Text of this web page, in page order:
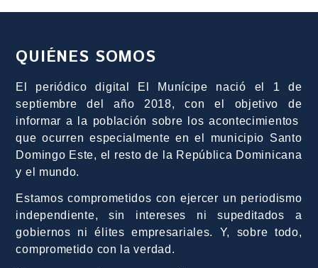
QUIÉNES SOMOS
El periódico digital El Munícipe nació el 1 de
septiembre del año 2018, con el objetivo de
informar a la población sobre los acontecimientos
que ocurren especialmente en el municipio Santo
Domingo Este, el resto de la República Dominicana
y el mundo.
Estamos comprometidos con ejercer un periodismo
independiente, sin intereses ni supeditados a
gobiernos ni élites empresariales. Y, sobre todo,
comprometido con la verdad.